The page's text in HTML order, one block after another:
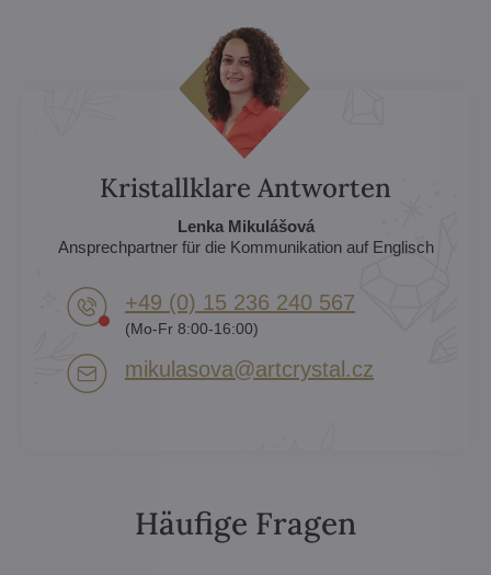
Kristallklare Antworten
Lenka Mikulášová
Ansprechpartner für die Kommunikation auf Englisch
+49 (0) 15 236 240 567
(Mo-Fr 8:00-16:00)
mikulasova​@artcrystal​.cz
Häufige Fragen